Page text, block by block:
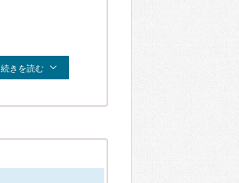
続きを読む